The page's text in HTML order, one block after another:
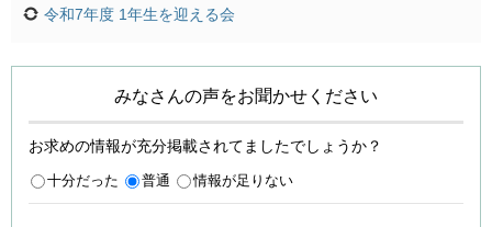
令和7年度 1年生を迎える会
みなさんの声をお聞かせください
お求めの情報が充分掲載されてましたでしょうか？
十分だった 普通 情報が足りない